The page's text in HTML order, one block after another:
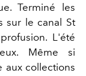
Terminé les
sur le canal St
L'été
Même si
aux collections